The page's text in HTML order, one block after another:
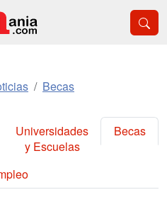
Becas
Universidades
y Escuelas
Becas